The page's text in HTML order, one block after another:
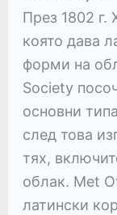
През 1802 г.
която дава
форми на
Society
основни
след това
тях,
облак. Met
латински